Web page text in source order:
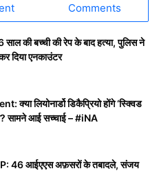
Comments
की बच्ची की रेप के बाद हत्या, पुलिस ने
दिया एनकाउंटर
लियोनार्डो डिकैप्रियो होंगे ‘स्क्विड
सामने आई सच्चाई – #iNA
46 आईएएस अफ़सरों के तबादले, संजय